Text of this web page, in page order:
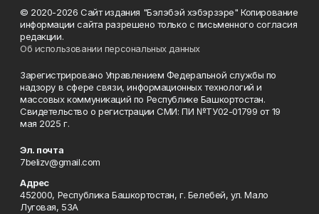
© 2020-2026 Сайт издания "Бэлэбэй хэбэрзэре" Копирование
информации сайта разрешено только с письменного согласия
редакции.
Об использовании персональных данных
Зарегистрировано Управлением Федеральной службы по
надзору в сфере связи, информационных технологий и
массовых коммуникаций по Республике Башкортостан.
Свидетельство о регистрации СМИ: ПИ №ТУ02-01799 от 19
мая 2025 г.
Эл. почта
7belizv@gmail.com
Адрес
452000, Республика Башкортостан, г. Белебей, ул. Мало
Луговая, 53А